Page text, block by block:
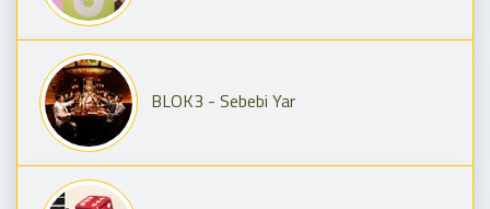
BLOK3 - Sebebi Yar